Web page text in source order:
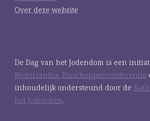
Over deze website
De Dag van het Jodendom is een
Nederlandse Bisschoppenconferentie
inhoudelijk ondersteund door de
het Jodendom.